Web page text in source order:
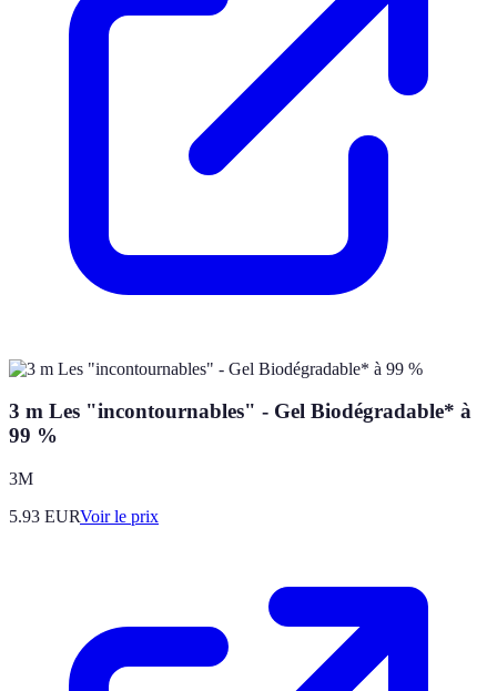
3 m Les "incontournables" - Gel Biodégradable* à
99 %
3M
5.93 EURVoir le prix